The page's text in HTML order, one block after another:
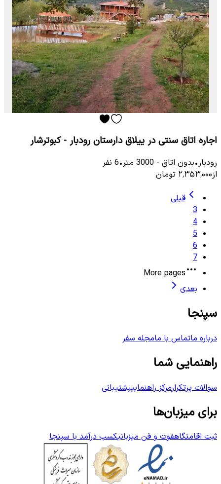
اجاره اتاق سنتی در ییلاق دارستان رودبار - کبوترشار
رودبار•بدون اتاق -
3000 متر•
6 نفر
از۲٬۳۵۳٬۰۰۰ تومان
قبلی
3
4
5
6
7
More pages
بعدی
سپنجا
درباره ماتماس با مامجله سفر
راهنمایی شما
سوالات پرتکرارمرکز راهنماییپشتیبانی
برای میزبان‌ها
ثبت اقامتگاهفوت و فن میزبانیکسب درآمد با سپنجا